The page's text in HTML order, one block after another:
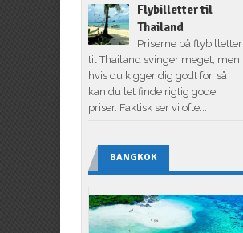
Flybilletter til
Thailand
Priserne på flybilletter
til Thailand svinger meget, men
hvis du kigger dig godt for, så
kan du let finde rigtig gode
priser. Faktisk ser vi ofte...
BANGKOK